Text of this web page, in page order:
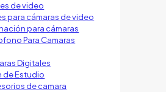
de video
para cámaras de video
para cámaras
Para Camaras
Digitales
de Estudio
de camara